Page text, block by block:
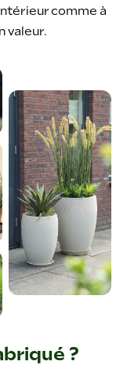
comme à
valeur.
?